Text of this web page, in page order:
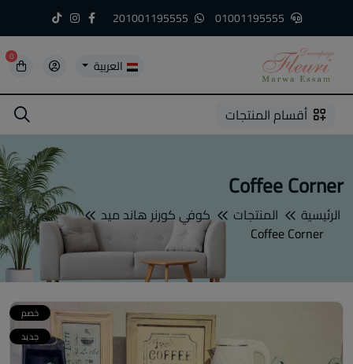
العربية 0
1
2
3
4
5
5 أقسام المنتجات
Coffee Corner
الرئيسية المنتجات
كوفي كورنر هاند ميد
Coffee Corner
خصم
جديد